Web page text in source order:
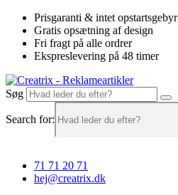
Videre
indhold
Prisgaranti & intet opstartsgebyr
Gratis opsætning af design
Fri fragt på alle ordrer
Ekspreslevering på 48 timer
Søg
Search for:
71 71 20 71
hej@creatrix.dk